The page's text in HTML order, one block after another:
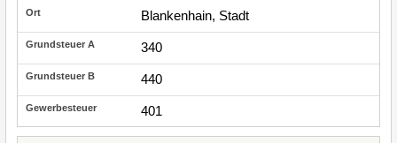
Blankenhain, Stadt
340
440
401